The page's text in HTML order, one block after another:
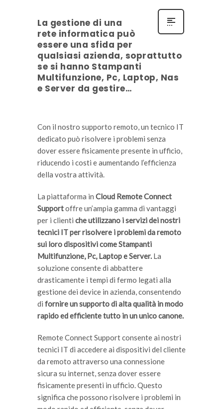
La gestione di una
rete informatica può
essere una sfida per
qualsiasi azienda, soprattutto
se si hanno Stampanti
Multifunzione, Pc, Laptop, Nas
e Server da gestire…
Con il nostro supporto remoto, un tecnico IT
dedicato può risolvere i problemi senza
dover essere fisicamente presente in ufficio,
riducendo i costi e aumentando l’efficienza
della vostra attività.
La piattaforma in Cloud Remote Connect
Supportoffre un’ampia gamma di vantaggi
per i clienti che utilizzano i servizi dei nostri
tecnici IT per risolvere i problemi da remoto
sui loro dispositivi come Stampanti
Multifunzione, Pc, Laptop e Server. La
soluzione consente di abbattere
drasticamente i tempi di fermo legati alla
gestione dei device in azienda, consentendo
di fornire un supporto di alta qualità in modo
rapido ed efficiente tutto in un unico canone.
Remote Connect Support consente ai nostri
tecnici IT di accedere ai dispositivi del cliente
da remoto attraverso una connessione
sicura su internet, senza dover essere
fisicamente presenti in ufficio. Questo
significa che possono risolvere i problemi in